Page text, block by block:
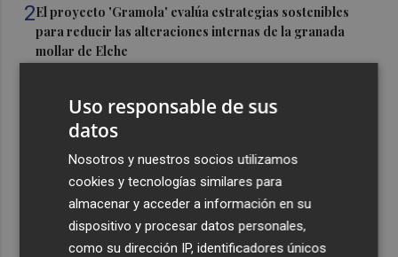
2El proyecto 'Gramola' evalúa estrategias sostenibles
para reducir las alteraciones internas de la granada
mollar de Elche
festival Epicentro de Mula
UPCT Makers culmina con éxito un catamarán para
monitorizar el Mar Menor y ya prepara un dron
submarino autónomo
Una batea clochinera se hunde y otra sufre daños en un
incidente con un buque en el puerto de Valencia
Uso responsable de sus
datos
Nosotros y nuestros socios utilizamos
cookies y tecnologías similares para
almacenar y acceder a información en su
dispositivo y procesar datos personales,
como su dirección IP, identificadores únicos